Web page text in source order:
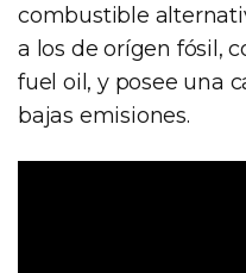
combustible
a los de orígen fósil,
fuel oil, y posee una
bajas emisiones.